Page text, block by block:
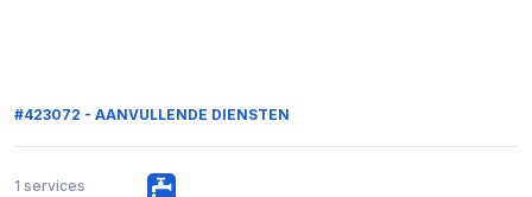
#423072 - AANVULLENDE DIENSTEN
1 services